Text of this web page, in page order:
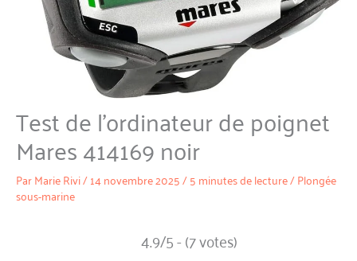
Test de l’ordinateur de poignet
Mares 414169 noir
ParMarie Rivi/14 novembre 2025/5 minutes de lecture/Plongée
sous-marine
4.9/5 - (7 votes)